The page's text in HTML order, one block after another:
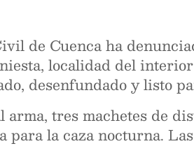
de Cuenca ha
localidad del
desenfundado y listo
tres machetes de
para la caza nocturna.